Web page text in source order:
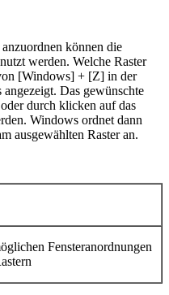
können die
werden. Welche Raster
[Windows] + [Z] in der
Das gewünschte
durch klicken auf das
Windows ordnet dann
ausgewählten Raster an.
Fensteranordnungen